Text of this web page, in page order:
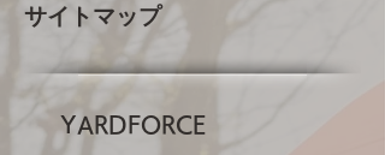
サイトマップ
YARDFORCE